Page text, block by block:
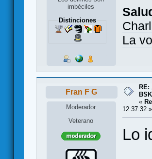
imbéciles
Distinciones
La
Fran F G
Moderador
Veterano
RE:
«
12:37:32 »
Lo